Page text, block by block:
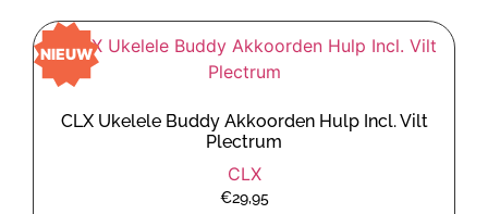
NIEUW
CLX Ukelele Buddy Akkoorden Hulp Incl. Vilt
Plectrum
CLX
€29,95